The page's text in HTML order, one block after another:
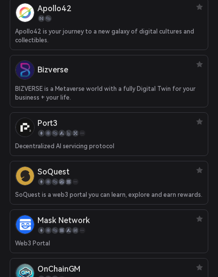
Apollo42
Apollo42 is your journey to a new galaxy of digital cultures and
collectibles.
Bizverse
BIZVERSE is a Metaverse world with a fully Digital Twin for your
business + your life.
Port3
Decentralized AI servicing protocol
SoQuest
SoQuest is a web3 portal you can learn, explore and earn rewards.
Mask Network
Web3 Portal
OnChainGM